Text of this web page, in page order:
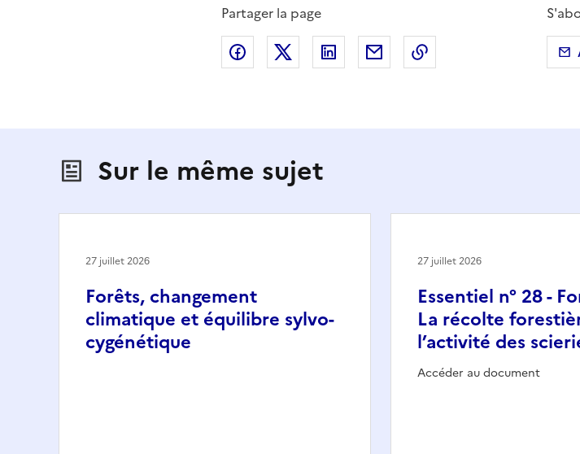
Partager la page
Partager sur Facebook
Partager sur X (anciennement Twitter)
Partager sur LinkedIn
Partager par email
Copier dans le
Sur le même sujet
Forêts, changement
climatique et équilibre sylvo-
cygénétique
27 juillet 2026
Essentiel n° 28 -
La récolte
l’activité des
Accéder au document
27 juillet 2026